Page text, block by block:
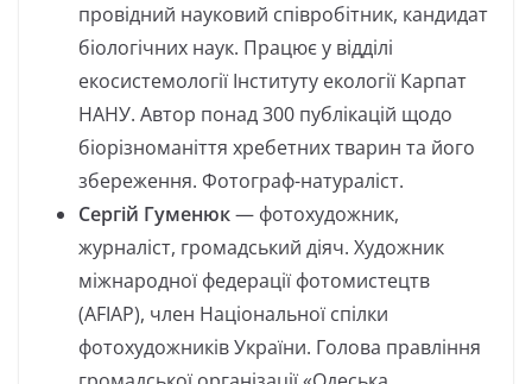
провідний науковий співробітник, кандидат
біологічних наук. Працює у відділі
екосистемології Інституту екології Карпат
НАНУ. Автор понад 300 публікацій щодо
біорізноманіття хребетних тварин та його
збереження. Фотограф-натураліст.
Сергій Гуменюк— фотохудожник,
журналіст, громадський діяч. Художник
міжнародної федерації фотомистецтв
(AFIAP), член Національної спілки
фотохудожників України. Голова правління